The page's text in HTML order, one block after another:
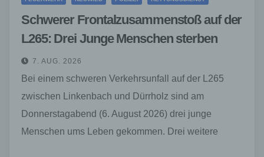
Schwerer Frontalzusammenstoß auf der
L265: Drei Junge Menschen sterben
7. AUG. 2026
Bei einem schweren Verkehrsunfall auf der L265
zwischen Linkenbach und Dürrholz sind am
Donnerstagabend (6. August 2026) drei junge
Menschen ums Leben gekommen. Drei weitere